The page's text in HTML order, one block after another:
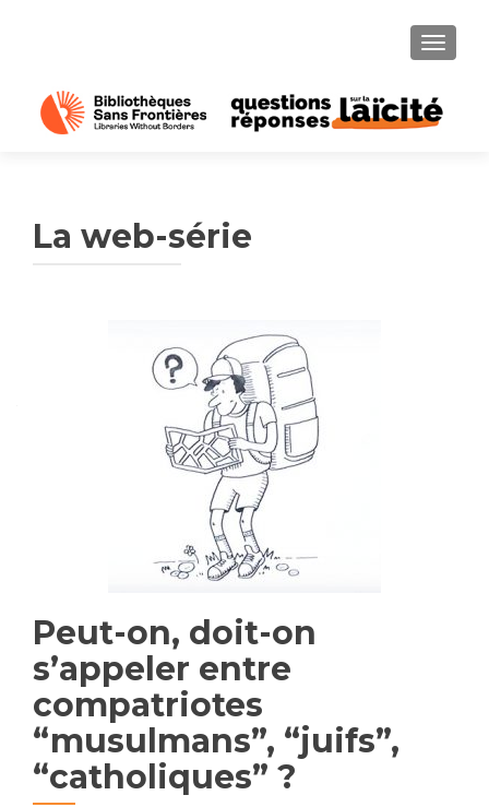
La web-série
Peut-on, doit-on
s’appeler entre
compatriotes
“musulmans”, “juifs”,
“catholiques” ?
Navigation